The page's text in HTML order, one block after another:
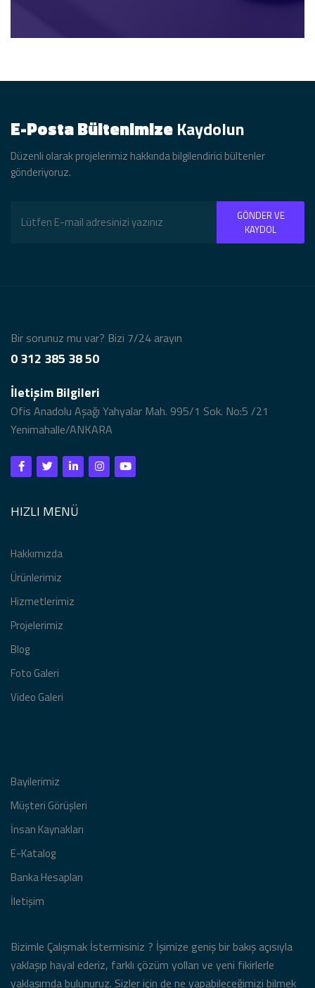
E-Posta BültenimizeKaydolun
Düzenli olarak projelerimiz hakkında bilgilendirici bültenler
gönderiyoruz.
GÖNDER VE
KAYDOL
Bir sorunuz mu var? Bizi 7/24 arayın
0 312 385 38 50
İletişim Bilgileri
Ofis Anadolu Aşağı Yahyalar Mah. 995/1 Sok. No:5 /21
Yenimahalle/ANKARA
HIZLI MENÜ
Hakkımızda
Ürünlerimiz
Hizmetlerimiz
Projelerimiz
Blog
Foto Galeri
Video Galeri
Bayilerimiz
Müşteri Görüşleri
İnsan Kaynakları
E-Katalog
Banka Hesapları
İletişim
Bizimle Çalışmak İstermisiniz ? İşimize geniş bir bakış açısıyla
yaklaşıp hayal ederiz, farklı çözüm yolları ve yeni fikirlerle
yaklaşımda bulunuruz. Sizler için de ne yapabileceğimizi bilmek